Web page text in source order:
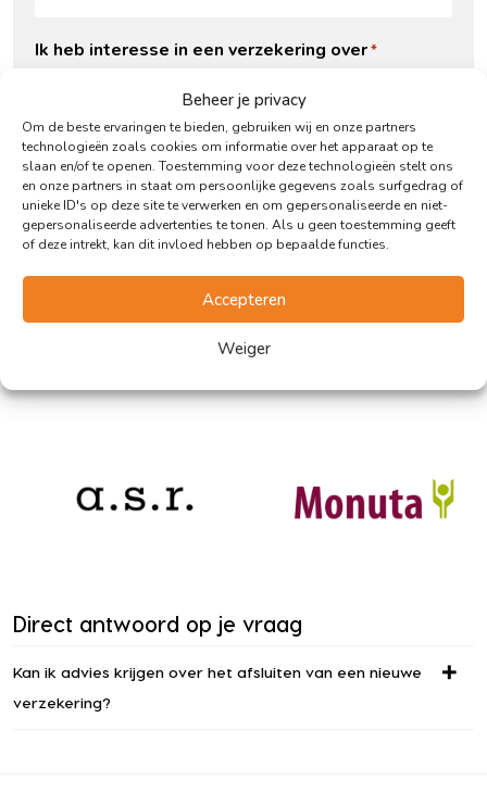
Beheer je privacy
Om de beste ervaringen te bieden, gebruiken wij en onze partners
technologieën zoals cookies om informatie over het apparaat op te
slaan en/of te openen. Toestemming voor deze technologieën stelt ons
en onze partners in staat om persoonlijke gegevens zoals surfgedrag of
unieke ID's op deze site te verwerken en om gepersonaliseerde en niet-
gepersonaliseerde advertenties te tonen. Als u geen toestemming geeft
of deze intrekt, kan dit invloed hebben op bepaalde functies.
Accepteren
Weiger
Ik heb interesse in een verzekering over*
CAPTCHA
Met de volgende partijen werken wij
veelvuldig samen
Direct antwoord op je vraag
Kan ik advies krijgen over het afsluiten van een nieuwe
verzekering?